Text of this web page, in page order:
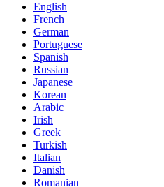
English
French
German
Portuguese
Spanish
Russian
Japanese
Korean
Arabic
Irish
Greek
Turkish
Italian
Danish
Romanian